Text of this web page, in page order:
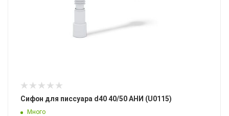
Сифон для писсуара d40 40/50 АНИ (U0115)
Много